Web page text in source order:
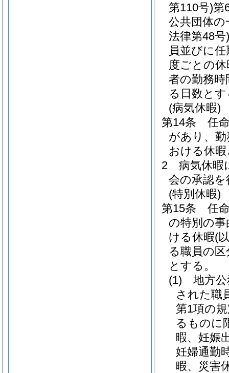
第110号)第
公共団体
法律第48号)
員並びに
度ごとの
者の勤務
る日数と
(病気休暇)
第14条
任
があり、
おける休
2
病気休暇
会の承認
(特別休暇)
第15条
任
の特別の
ける休暇(
る職員の
とする。
(1)
地方
された職
第1項の
るものに
暇、妊娠
妊婦通勤
暇、災害